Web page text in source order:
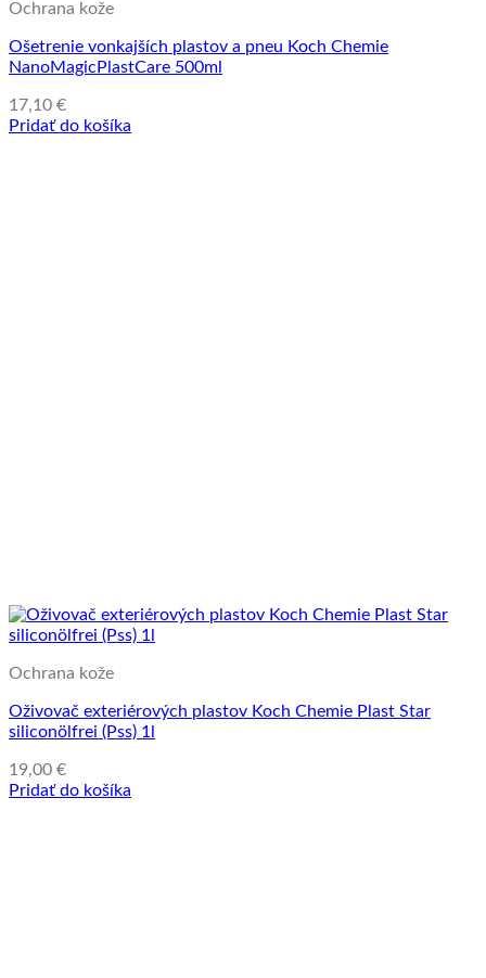
Ochrana kože
Ošetrenie vonkajších plastov a pneu Koch Chemie
NanoMagicPlastCare 500ml
17,10 €
Pridať do košíka
Ochrana kože
Oživovač exteriérových plastov Koch Chemie Plast Star
siliconölfrei (Pss) 1l
19,00 €
Pridať do košíka